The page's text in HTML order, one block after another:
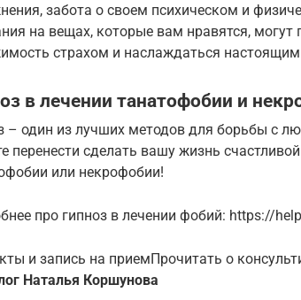
забота о своем психическом и
на вещах, которые вам нравятся,
страхом и наслаждаться
в лечении танатофобии и
– один из лучших методов для борьбы с
перенести сделать вашу жизнь
или некрофобии!
про гипноз в лечении фобий: https://
и запись на приемПрочитать о
Наталья Коршунова